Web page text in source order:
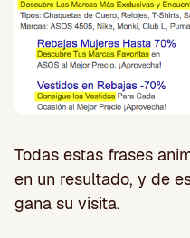
Todas estas frases
en un resultado, y de
gana su visita.